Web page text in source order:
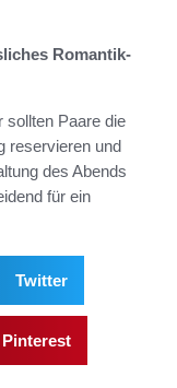
Romantik-
sollten Paare die
reservieren und
des Abends
für ein
Twitter
Pinterest